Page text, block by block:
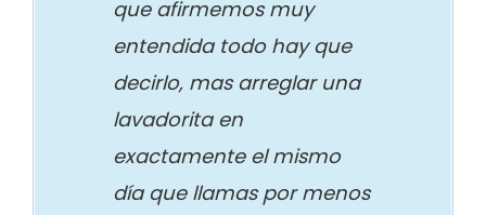
que afirmemos muy
entendida todo hay que
decirlo, mas arreglar una
lavadorita en
exactamente el mismo
día que llamas por menos